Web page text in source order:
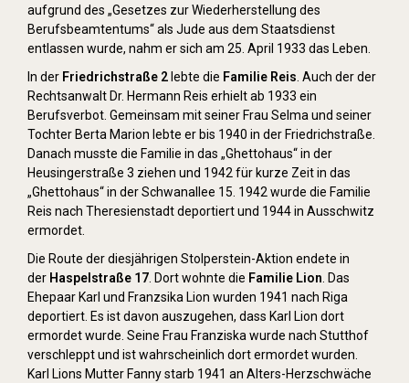
aufgrund des „Gesetzes zur Wiederherstellung des
Berufsbeamtentums“ als Jude aus dem Staatsdienst
entlassen wurde, nahm er sich am 25. April 1933 das Leben.
In der Friedrichstraße 2 lebte die Familie Reis . Auch der der
Rechtsanwalt Dr. Hermann Reis erhielt ab 1933 ein
Berufsverbot. Gemeinsam mit seiner Frau Selma und seiner
Tochter Berta Marion lebte er bis 1940 in der Friedrichstraße.
Danach musste die Familie in das „Ghettohaus“ in der
Heusingerstraße 3 ziehen und 1942 für kurze Zeit in das
„Ghettohaus“ in der Schwanallee 15. 1942 wurde die Familie
Reis nach Theresienstadt deportiert und 1944 in Ausschwitz
ermordet.
Die Route der diesjährigen Stolperstein-Aktion endete in
der Haspelstraße 17 . Dort wohnte die Familie Lion . Das
Ehepaar Karl und Franzsika Lion wurden 1941 nach Riga
deportiert. Es ist davon auszugehen, dass Karl Lion dort
ermordet wurde. Seine Frau Franziska wurde nach Stutthof
verschleppt und ist wahrscheinlich dort ermordet wurden.
Karl Lions Mutter Fanny starb 1941 an Alters-Herzschwäche